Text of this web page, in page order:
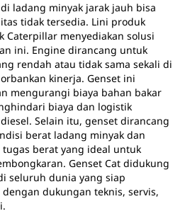
ladang minyak jarak jauh bisa
tidak tersedia. Lini produk
Caterpillar menyediakan solusi
ini. Engine dirancang untuk
rendah atau tidak sama sekali di
kinerja. Genset ini
mengurangi biaya bahan bakar
biaya dan logistik
Selain itu, genset dirancang
berat ladang minyak dan
berat yang ideal untuk
Genset Cat didukung
seluruh dunia yang siap
dukungan teknis, servis,